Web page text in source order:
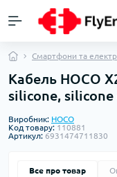
Смартфони та
Кабель HOCO
silicone, silicone
Виробник: HOCO
Код товару: 110881
Артикул: 6931474711830
Все про товар